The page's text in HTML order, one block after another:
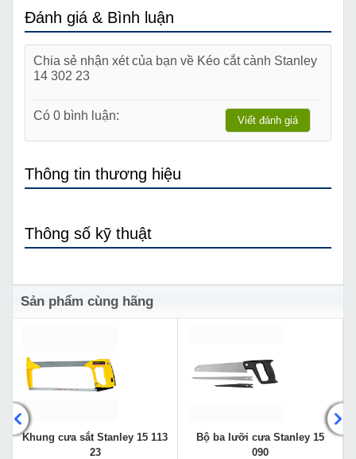
Đánh giá & Bình luận
Chia sẻ nhận xét của bạn về Kéo cắt cành Stanley
14 302 23
Có 0 bình luận: Viết đánh giá
Thông tin thương hiệu
Thông số kỹ thuật
Sản phẩm cùng hãng
Khung cưa sắt Stanley 15 113
23
Bộ ba lưỡi cưa Stanley 15
090